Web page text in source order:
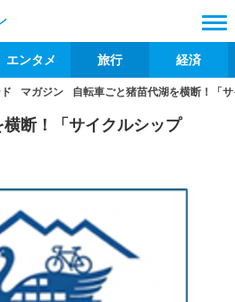
エンタメ 旅行 経済
マガジン 自転車ごと猪苗代湖を横断！「
断！「サイクルシップ